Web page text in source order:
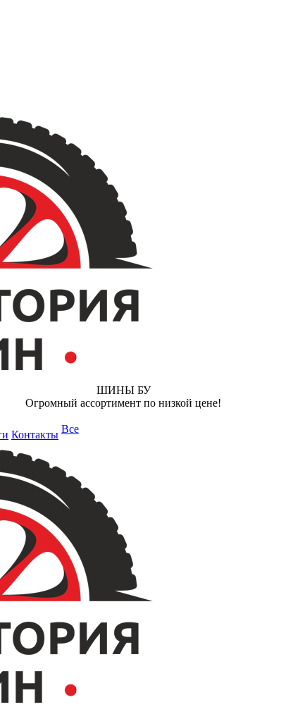
ШИНЫ БУ
Огромный ассортимент по низкой цене!
Контакты Все